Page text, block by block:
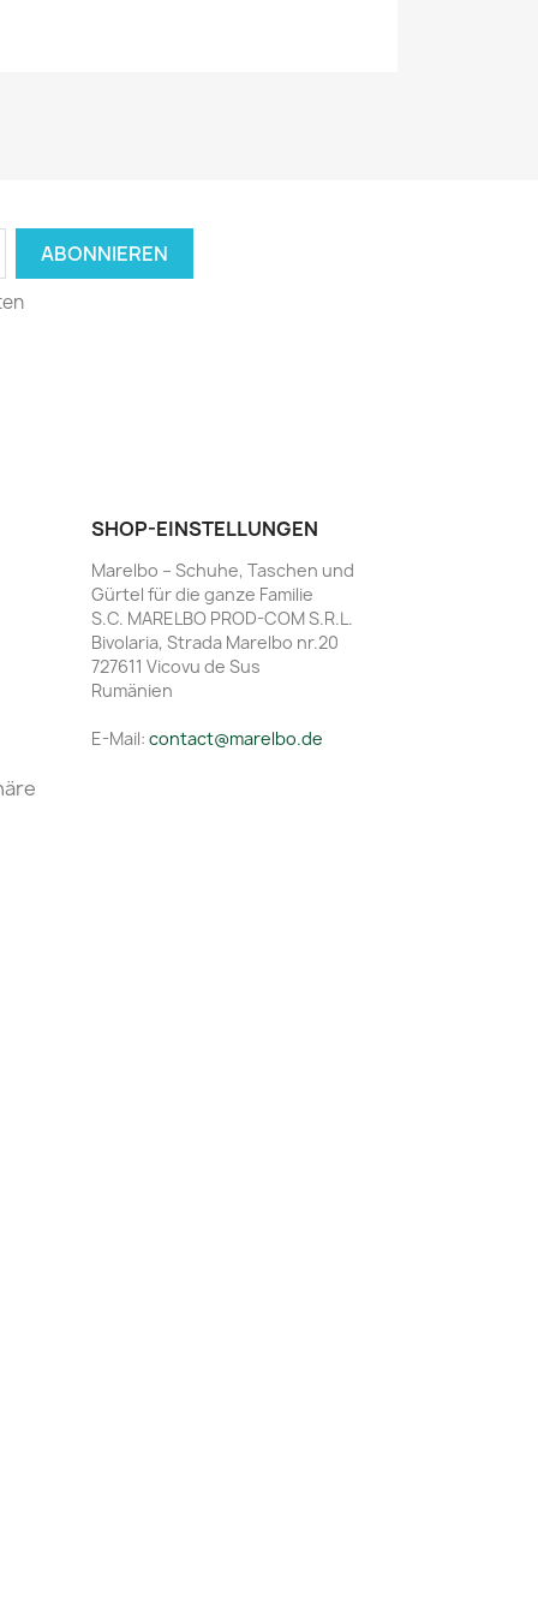
SHOP-EINSTELLUNGEN
Marelbo – Schuhe, Taschen und
Gürtel für die ganze Familie
S.C. MARELBO PROD-COM S.R.L.
Bivolaria, Strada Marelbo nr.20
727611 Vicovu de Sus
Rumänien
E-Mail: contact@marelbo.de